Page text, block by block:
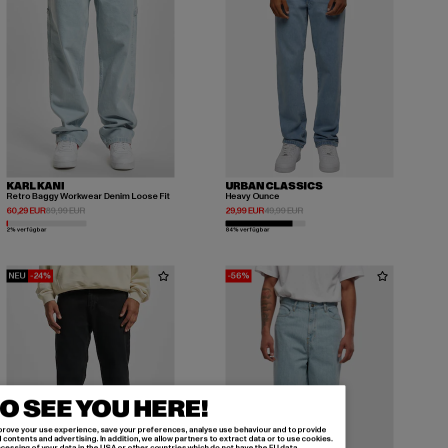
KARL KANI
Retro Baggy Workwear Denim Loose Fit
60,29 EUR
Derzeitiger Preis: 60,29 EUR
89,99 EURAktionspreis: 89,99 EUR
2% verfügbar
URBAN CLASSICS
Heavy Ounce
29,99 EUR
Derzeitiger Preis: 29,99 EUR
49,99 EURAktionspreis: 49,99 EUR
84% verfügbar
NEU -24% -56%
SEE YOU HERE!
your use experience, save your preferences, analyse use behaviour and to provide
and advertising. In addition, we allow partners to extract data or to use cookies.